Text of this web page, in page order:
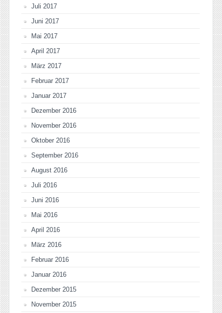
Juli 2017
Juni 2017
Mai 2017
April 2017
März 2017
Februar 2017
Januar 2017
Dezember 2016
November 2016
Oktober 2016
September 2016
August 2016
Juli 2016
Juni 2016
Mai 2016
April 2016
März 2016
Februar 2016
Januar 2016
Dezember 2015
November 2015